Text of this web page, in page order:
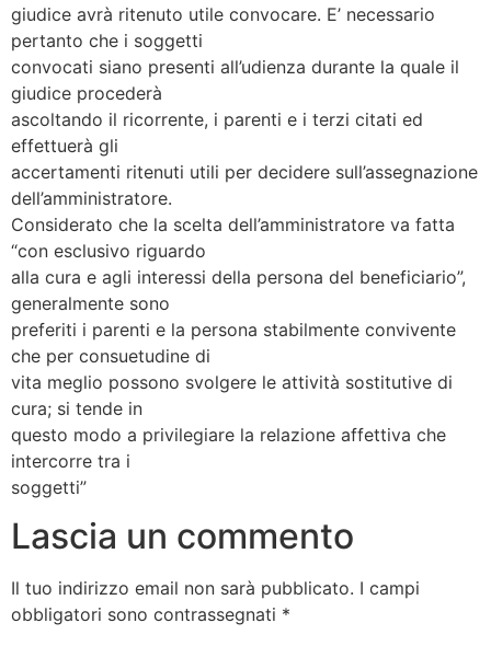
giudice avrà ritenuto utile convocare. E’ necessario
pertanto che i soggetti
convocati siano presenti all’udienza durante la quale il
giudice procederà
ascoltando il ricorrente, i parenti e i terzi citati ed
effettuerà gli
accertamenti ritenuti utili per decidere sull’assegnazione
dell’amministratore.
Considerato che la scelta dell’amministratore va fatta
“con esclusivo riguardo
alla cura e agli interessi della persona del beneficiario”,
generalmente sono
preferiti i parenti e la persona stabilmente convivente
che per consuetudine di
vita meglio possono svolgere le attività sostitutive di
cura; si tende in
questo modo a privilegiare la relazione affettiva che
intercorre tra i
soggetti”
Lascia un commento
Il tuo indirizzo email non sarà pubblicato. I campi
obbligatori sono contrassegnati *